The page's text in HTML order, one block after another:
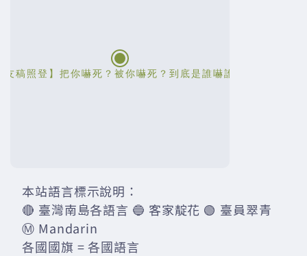
本站語言標示說明：
🔴 臺灣南島各語言 🔵 客家靛花 🟢 臺員翠青
Ⓜ️ Mandarin
各國國旗 = 各國語言